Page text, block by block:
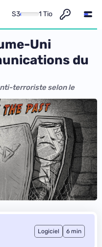
S3 1 Tio
Uni
du
terroriste selon le
Logiciel 6 min